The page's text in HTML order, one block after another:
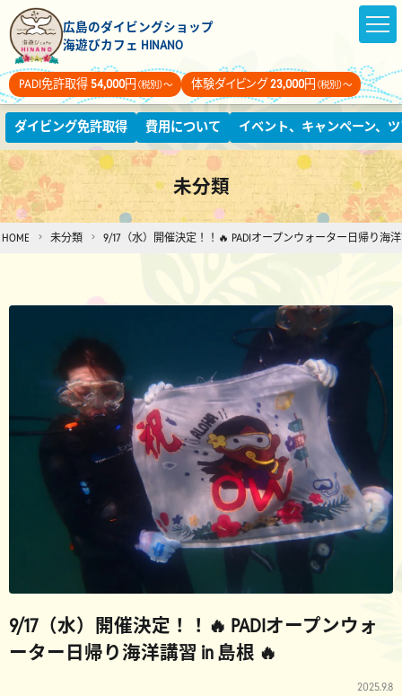
広島のダイビングショップ
海遊びカフェ HINANO
PADI免許取得54,000円 （税別）～ 体験ダイビング23,000円 （税別）～
ダイビング免許取得 費用について イベント、キャンペーン、
未分類
HOME 未分類 9/17（水）開催決定！！🔥 PADIオープンウォーター日帰り海
9/17（水）開催決定！！🔥 PADIオープンウォ
ーター日帰り海洋講習 in 島根 🔥
2025.9.8